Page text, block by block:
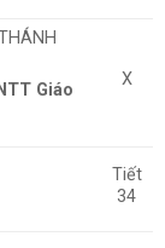
Giáo
X
Tiết
34